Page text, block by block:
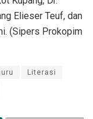
Elieser Teuf, dan
(Sipers Prokopim
Literasi